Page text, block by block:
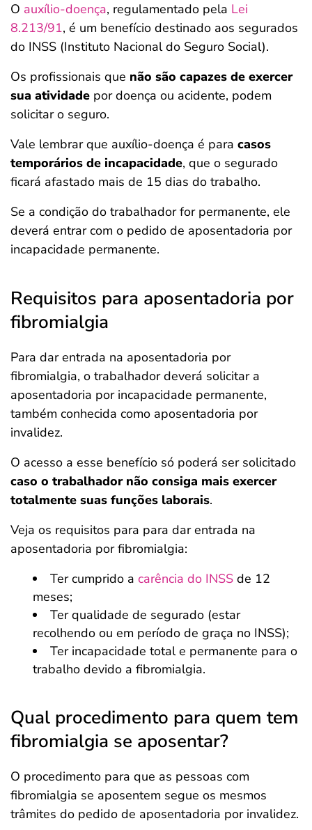
O auxílio-doença, regulamentado pela Lei
8.213/91, é um benefício destinado aos segurados
do INSS (Instituto Nacional do Seguro Social).
Os profissionais que não são capazes de exercer
sua atividade por doença ou acidente, podem
solicitar o seguro.
Vale lembrar que auxílio-doença é para casos
temporários de incapacidade, que o segurado
ficará afastado mais de 15 dias do trabalho.
Se a condição do trabalhador for permanente, ele
deverá entrar com o pedido de aposentadoria por
incapacidade permanente.
Requisitos para aposentadoria por
fibromialgia
Para dar entrada na aposentadoria por
fibromialgia, o trabalhador deverá solicitar a
aposentadoria por incapacidade permanente,
também conhecida como aposentadoria por
invalidez.
O acesso a esse benefício só poderá ser solicitado
caso o trabalhador não consiga mais exercer
totalmente suas funções laborais.
Veja os requisitos para para dar entrada na
aposentadoria por fibromialgia:
Ter cumprido a carência do INSS de 12
meses;
Ter qualidade de segurado (estar
recolhendo ou em período de graça no INSS);
Ter incapacidade total e permanente para o
trabalho devido a fibromialgia.
Qual procedimento para quem tem
fibromialgia se aposentar?
O procedimento para que as pessoas com
fibromialgia se aposentem segue os mesmos
trâmites do pedido de aposentadoria por invalidez.